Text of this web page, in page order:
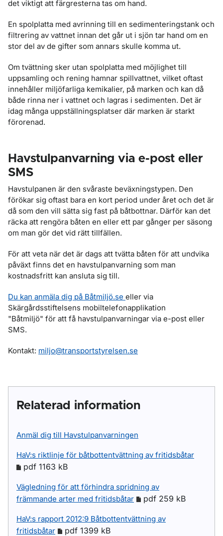
det viktigt att färgresterna tas om hand.
En spolplatta med avrinning till en sedimenteringstank och
filtrering av vattnet innan det går ut i sjön tar hand om en
stor del av de gifter som annars skulle komma ut.
Om tvättning sker utan spolplatta med möjlighet till
uppsamling och rening hamnar spillvattnet, vilket oftast
innehåller miljöfarliga kemikalier, på marken och kan då
både rinna ner i vattnet och lagras i sedimenten. Det är
idag många uppställningsplatser där marken är starkt
förorenad.
Havstulpanvarning via e-post eller
SMS
Havstulpanen är den svåraste beväxningstypen. Den
förökar sig oftast bara en kort period under året och det är
då som den vill sätta sig fast på båtbottnar. Därför kan det
räcka att rengöra båten en eller ett par gånger per säsong
om man gör det vid rätt tillfällen.
För att veta när det är dags att tvätta båten för att undvika
påväxt finns det en havstulpanvarning som man
kostnadsfritt kan ansluta sig till.
Du kan anmäla dig på Båtmiljö.se eller via
Skärgårdsstiftelsens mobiltelefonapplikation
"Båtmiljö" för att få havstulpanvarningar via e-post eller
SMS.
Kontakt: miljo@transportstyrelsen.se
Relaterad information
Anmäl dig till Havstulpanvarningen
HaV:s riktlinje för båtbottentvättning av fritidsbåtar
pdf 1163 kB
Vägledning för att förhindra spridning av
främmande arter med fritidsbåtar
pdf 259 kB
HaV:s rapport 2012:9 Båtbottentvättning av
fritidsbåtar
pdf 1399 kB